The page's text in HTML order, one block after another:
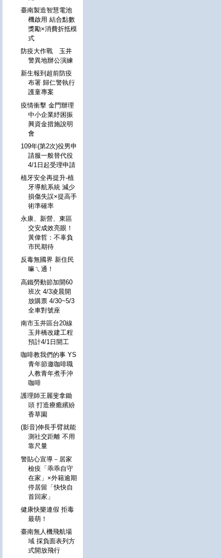
臺南製造智慧電池
機啟用 結合點數
獎勵×消費折抵模
式
防疫大作戰 玉井
警異地辦公演練
新生報到超前防疫
布署 歸仁警執行
護童專案
疫情衝擊 金門辦理
中小企業紓困振
興資金措施說明
會
109年(第2次)役男申
請服一般替代役
4/1日起受理申請
植牙安全再提升-植
牙導航系統 減少
損傷失誤×提高手
術準確率
永康、新營、東區
交安成效亮眼！
黃偉哲：不辜負
市民期待
反毒無國界 新住民
嘛ㄟ通！
高鐵勞動節加開60
班次 4/3凌晨開
放購票 4/30~5/3
全車對號座
南市玉井區台20線
玉井橋改建工程
預計4/1日開工
咖啡教我們的事 YS
青年節邀咖啡職
人教青年煮手沖
咖啡
護理師王麗斐拿鋤
頭 打造療癒繽紛
香草園
(影音)伸長手臂就能
測社交距離 不用
靠尺量
警貼心宣導－居家
檢疫「乖乖自守
在家」×外籍逾期
停居留「快快自
首回家」
健康快樂連假 拒毒
最萌！
臺南無人機飛航場
域 採負面表列方
式開放飛行